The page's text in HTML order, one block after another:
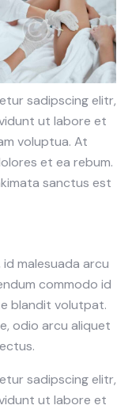
sadipscing elitr,
ut labore et
voluptua. At
et ea rebum.
sanctus est
malesuada arcu
commodo id
blandit volutpat.
odio arcu aliquet
sadipscing elitr,
ut labore et